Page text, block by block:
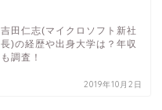
吉田仁志(マイクロソフト新社
長)の経歴や出身大学は？年収
も調査！
2019年10月2日